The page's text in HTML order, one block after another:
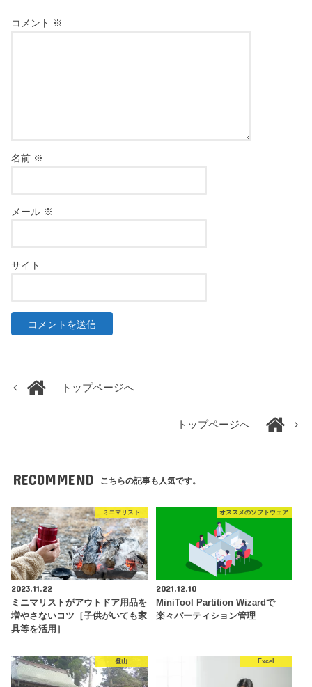
コメント ※
名前 ※
メール ※
サイト
トップページへ
トップページへ
RECOMMEND こちらの記事も人気です。
ミニマリスト
2023.11.22
ミニマリストがアウトドア用品を
増やさないコツ［子供がいても家
具等を活用］
オススメのソフトウェア
2021.12.10
MiniTool Partition Wizardで
楽々パーティション管理
登山 Excel